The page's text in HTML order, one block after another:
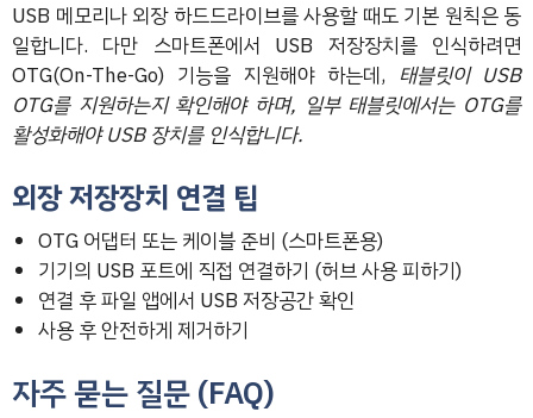
USB 메모리나 외장 하드드라이브를 사용할 때도 기본 원칙은 동
일합니다. 다만 스마트폰에서 USB 저장장치를 인식하려면
OTG(On-The-Go) 기능을 지원해야 하는데, 태블릿이 USB
OTG를 지원하는지 확인해야 하며, 일부 태블릿에서는 OTG를
활성화해야 USB 장치를 인식합니다.
외장 저장장치 연결 팁
OTG 어댑터 또는 케이블 준비 (스마트폰용)
기기의 USB 포트에 직접 연결하기 (허브 사용 피하기)
연결 후 파일 앱에서 USB 저장공간 확인
사용 후 안전하게 제거하기
자주 묻는 질문 (FAQ)